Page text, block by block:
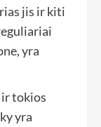
jis ir kiti
yra
tokios
yra